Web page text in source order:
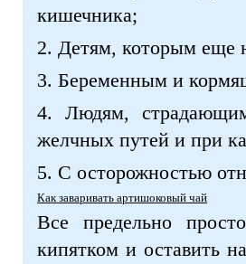
кишечника;
2. Детям, которым еще
3. Беременным и
4. Людям, страдающим
желчных путей и при
5. С осторожностью
Как заваривать артишоковый чай
Все предельно
кипятком и оставить